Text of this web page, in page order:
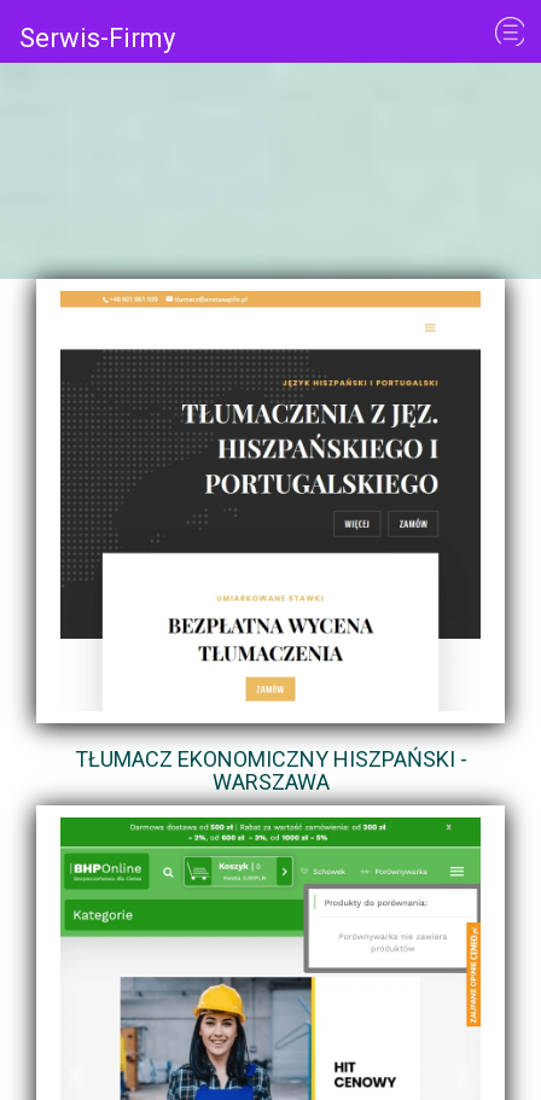
Serwis-Firmy
TŁUMACZ EKONOMICZNY HISZPAŃSKI -
WARSZAWA